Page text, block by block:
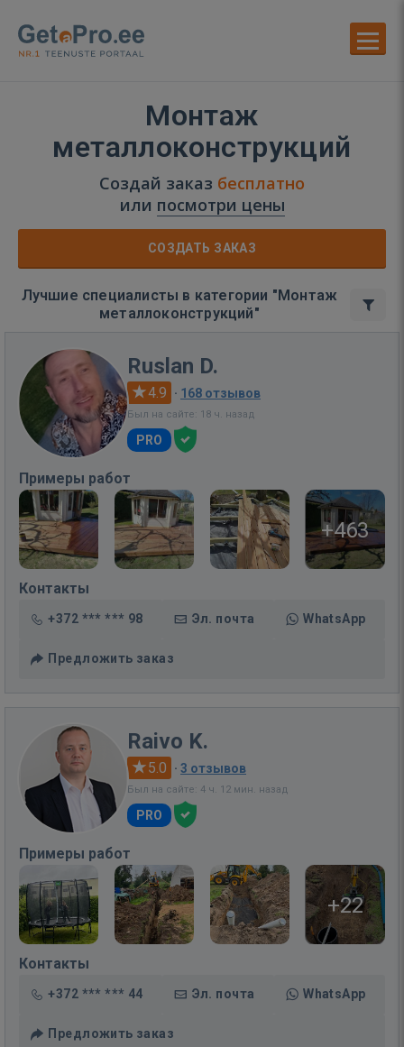
Монтаж
металлоконструкций
Создай заказ бесплатно
или посмотри цены
СОЗДАТЬ ЗАКАЗ
Лучшие специалисты в категории "Монтаж
металлоконструкций"
Ruslan D.
4.9 · 168 отзывов
Был на сайте: 18 ч. назад
PRO
Примеры работ
+463
Контакты
+372 *** *** 98 Эл. почта WhatsApp
Предложить заказ
Raivo K.
5.0 · 3 отзывов
Был на сайте: 4 ч. 12 мин. назад
PRO
Примеры работ
+22
Контакты
+372 *** *** 44 Эл. почта WhatsApp
Предложить заказ